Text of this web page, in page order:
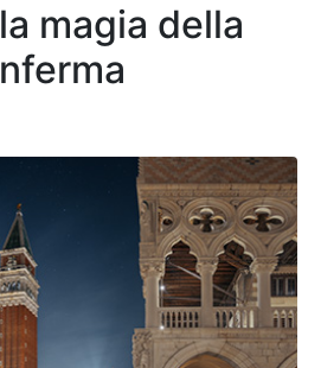
magia della